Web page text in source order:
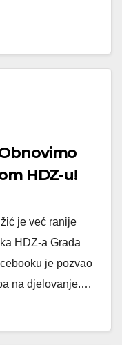
HDZ-u!
je već ranije
HDZ-a Grada
je pozvao
na djelovanje.…